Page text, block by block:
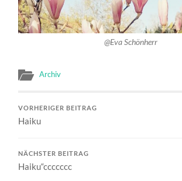
@Eva Schönherr
Archiv
VORHERIGER BEITRAG
Haiku
NÄCHSTER BEITRAG
Haiku“ccccccc